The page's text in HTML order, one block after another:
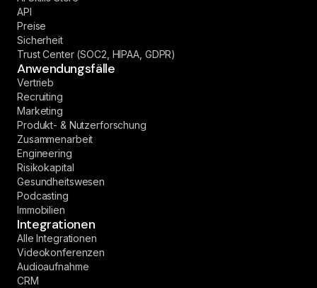
API
Preise
Sicherheit
Trust Center (SOC2, HIPAA, GDPR)
Anwendungsfälle
Vertrieb
Recruiting
Marketing
Produkt- & Nutzerforschung
Zusammenarbeit
Engineering
Risikokapital
Gesundheitswesen
Podcasting
Immobilien
Integrationen
Alle Integrationen
Videokonferenzen
Audioaufnahme
CRM